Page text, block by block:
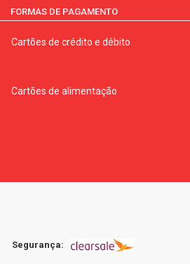
FORMAS DE PAGAMENTO
Cartões de crédito e débito
Cartões de alimentação
Segurança: